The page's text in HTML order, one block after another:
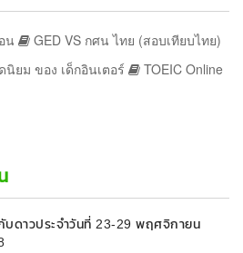
น
GED VS กศน ไทย (สอบเทียบไทย)
ยม ของ เด็กอินเตอร์
TOEIC Online
บดาวประจำวันที่ 23-29 พฤศจิกายน